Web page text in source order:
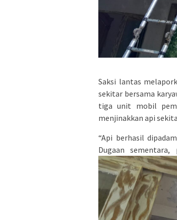
Saksi lantas
sekitar bersama
tiga unit mobil
menjinakkan api
“Api berhasil
Dugaan